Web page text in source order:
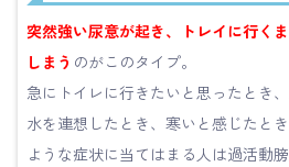
突然強い尿意が起き、トレイに行く
しまう のがこのタイプ。
急にトイレに行きたいと思ったとき
水を連想したとき、寒いと感じたと
ような症状に当てはまる人は過活動